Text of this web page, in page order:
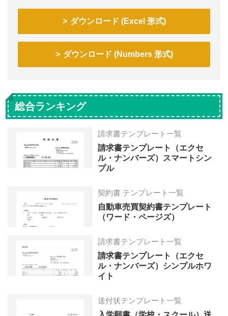
ダウンロード (Excel 形式)
ダウンロード (Numbers 形式)
総合ランキング
請求書テンプレート一覧
請求書テンプレート（エクセ
ル・ナンバーズ）スマートシン
プル
契約書 テンプレート一覧
自動車売買契約書テンプレート
（ワード・ページズ）
請求書テンプレート一覧
請求書テンプレート（エクセ
ル・ナンバーズ）シンプルホワ
イト
送付状テンプレート一覧